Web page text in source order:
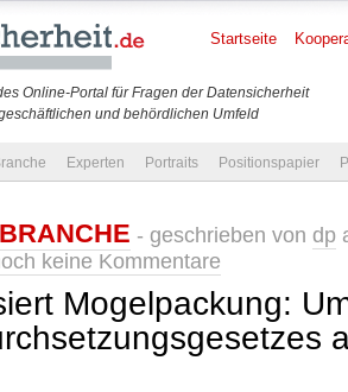
Online-Portal für Fragen der Datensicherheit
und behördlichen Umfeld
Startseite
Experten Portraits Positionspapier
BRANCHE - geschrieben von dp
keine Kommentare
Mogelpackung: